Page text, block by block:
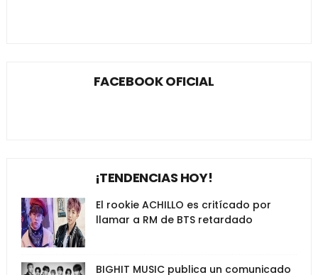
FACEBOOK OFICIAL
¡TENDENCIAS HOY!
El rookie ACHILLO es critícado por
llamar a RM de BTS retardado
BIGHIT MUSIC publica un comunicado